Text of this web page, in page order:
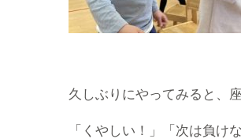
久しぶりにやってみると、
「くやしい！」「次は負け